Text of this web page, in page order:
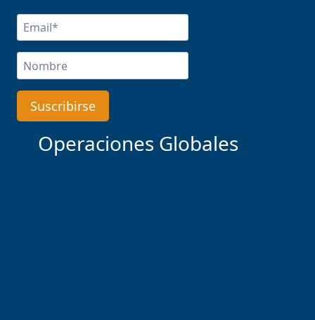
Operaciones Globales